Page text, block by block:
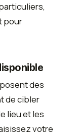
pour
des
de cibler
lieu et les
votre